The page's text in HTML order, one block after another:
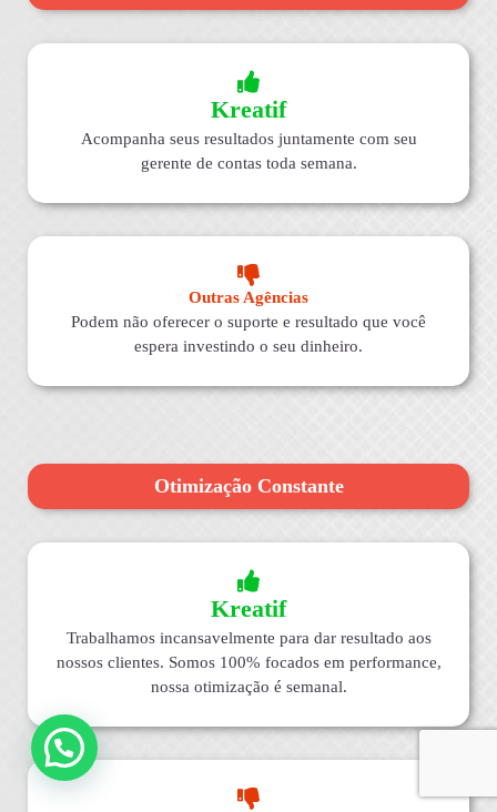
Kreatif
Acompanha seus resultados juntamente com seu
gerente de contas toda semana.
Outras Agências
Podem não oferecer o suporte e resultado que você
espera investindo o seu dinheiro.
Otimização Constante
Kreatif
Trabalhamos incansavelmente para dar resultado aos
nossos clientes. Somos 100% focados em performance,
nossa otimização é semanal.